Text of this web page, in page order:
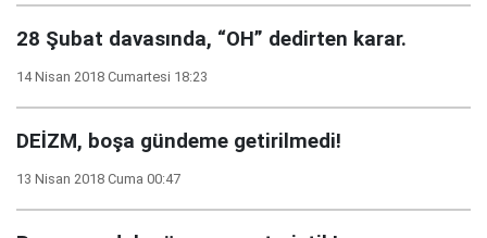
28 Şubat davasında, “OH” dedirten karar.
14 Nisan 2018 Cumartesi 18:23
DEİZM, boşa gündeme getirilmedi!
13 Nisan 2018 Cuma 00:47